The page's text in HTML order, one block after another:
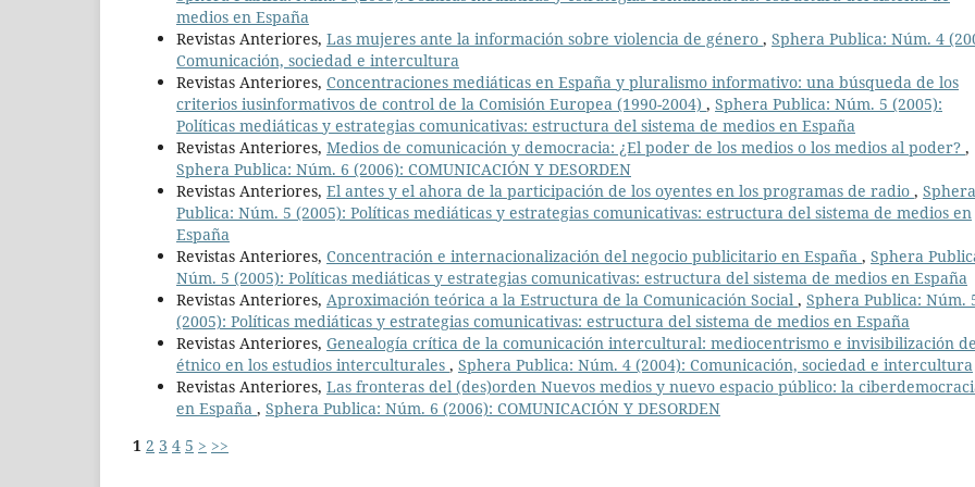
medios en España
Revistas Anteriores, Las mujeres ante la información sobre violencia de género , Sphera Publica: Núm. 4
Comunicación, sociedad e intercultura
Revistas Anteriores, Concentraciones mediáticas en España y pluralismo informativo: una búsqueda de los
criterios iusinformativos de control de la Comisión Europea (1990-2004) , Sphera Publica: Núm. 5 (2005):
Políticas mediáticas y estrategias comunicativas: estructura del sistema de medios en España
Revistas Anteriores, Medios de comunicación y democracia: ¿El poder de los medios o los medios al poder? ,
Sphera Publica: Núm. 6 (2006): COMUNICACIÓN Y DESORDEN
Revistas Anteriores, El antes y el ahora de la participación de los oyentes en los programas de radio , Sphera
Publica: Núm. 5 (2005): Políticas mediáticas y estrategias comunicativas: estructura del sistema de medios en
España
Revistas Anteriores, Concentración e internacionalización del negocio publicitario en España , Sphera
Núm. 5 (2005): Políticas mediáticas y estrategias comunicativas: estructura del sistema de medios en España
Revistas Anteriores, Aproximación teórica a la Estructura de la Comunicación Social , Sphera Publica: Núm.
(2005): Políticas mediáticas y estrategias comunicativas: estructura del sistema de medios en España
Revistas Anteriores, Genealogía crítica de la comunicación intercultural: mediocentrismo e invisibilización
étnico en los estudios interculturales , Sphera Publica: Núm. 4 (2004): Comunicación, sociedad e intercultura
Revistas Anteriores, Las fronteras del (des)orden Nuevos medios y nuevo espacio público: la
en España , Sphera Publica: Núm. 6 (2006): COMUNICACIÓN Y DESORDEN
1 2 3 4 5 > >>